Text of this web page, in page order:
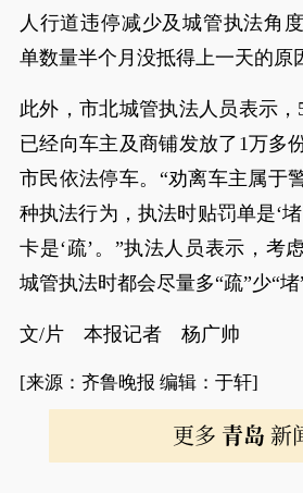
人行道违停减少及城管执法角
单数量半个月没抵得上一天的原
此外，市北城管执法人员表示
已经向车主及商铺发放了1万多
市民依法停车。“劝离车主属于
种执法行为，执法时贴罚单是‘
卡是‘疏’。”执法人员表示，考
城管执法时都会尽量多“疏”少“堵”
文/片 本报记者 杨广帅
[来源：齐鲁晚报 编辑：于轩]
更多 青岛 新